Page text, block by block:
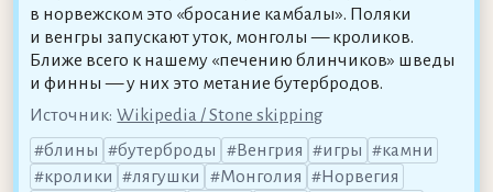
в норвежском это «бросание камбалы». Поляки
и венгры запускают уток, монголы — кроликов.
Ближе всего к нашему «печению блинчиков» шведы
и финны — у них это метание бутербродов.
Источник: Wikipedia / Stone skipping
блины
бутерброды Венгрия игры
камни
кролики
лягушки Монголия
Норвегия